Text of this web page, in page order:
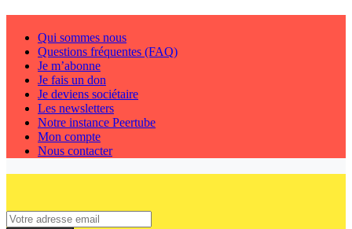
Qui sommes nous
Questions fréquentes (FAQ)
Je m’abonne
Je fais un don
Je deviens sociétaire
Les newsletters
Notre instance Peertube
Mon compte
Nous contacter